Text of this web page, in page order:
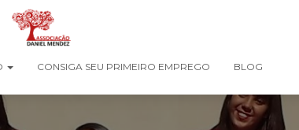
CONSIGA SEU PRIMEIRO EMPREGO BLOG